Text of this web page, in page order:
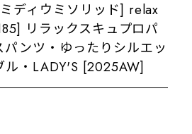
ディウミソリッド] relax
リラックスキュプロパ
パンツ・ゆったりシルエッ
ル・LADY'S [2025AW]